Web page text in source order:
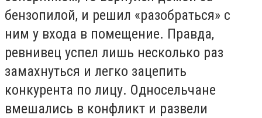
бензопилой, и решил «разобраться» с
ним у входа в помещение. Правда,
ревнивец успел лишь несколько раз
замахнуться и легко зацепить
конкурента по лицу. Односельчане
вмешались в конфликт и развели